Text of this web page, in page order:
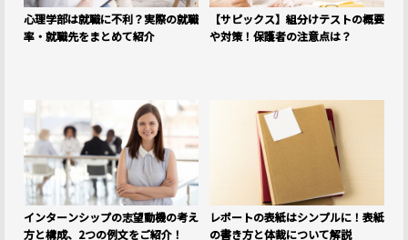
心理学部は就職に不利？実際の就職
率・就職先をまとめて紹介
【サピックス】組分けテストの概要
や対策！保護者の注意点は？
インターンシップの志望動機の考え
方と構成、2つの例文をご紹介！
レポートの表紙はシンプルに！表紙
の書き方と体裁について解説